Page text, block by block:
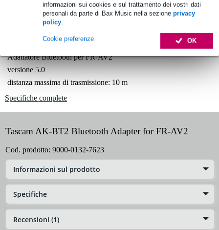
informazioni sui cookies e sul trattamento dei vostri dati
personali da parte di Bax Music nella sezione privacy
policy.
OK
Cookie preferenze
1.250 marchi leader
Informazioni sul prodotto
Adattatore Bluetooth per FR-AV2
versione 5.0
distanza massima di trasmissione: 10 m
Specifiche complete
Tascam AK-BT2 Bluetooth Adapter for FR-AV2
Cod. prodotto: 9000-0132-7623
Informazioni sul prodotto
Specifiche
Recensioni (1)